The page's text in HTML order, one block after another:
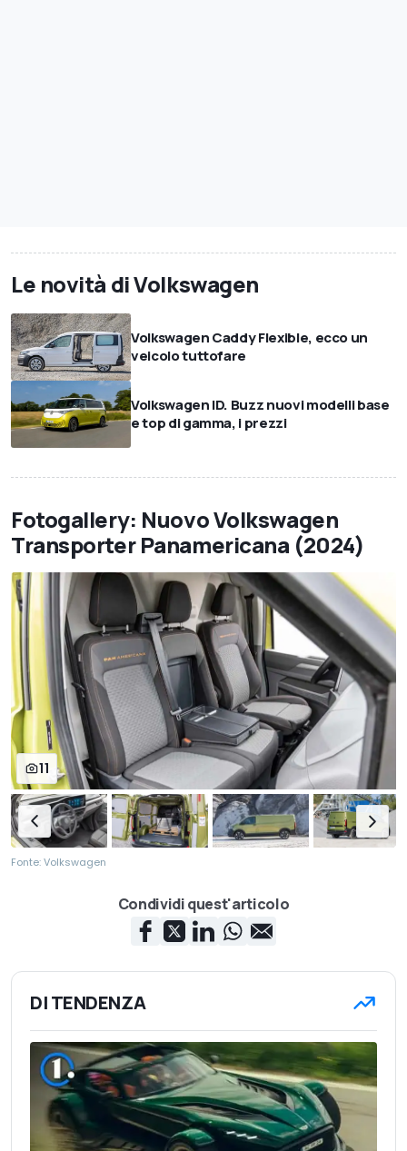
Le novità di Volkswagen
Volkswagen Caddy Flexible, ecco un
veicolo tuttofare
Volkswagen ID. Buzz nuovi modelli base
e top di gamma, i prezzi
Fotogallery: Nuovo Volkswagen
Transporter Panamericana (2024)
11
Fonte: Volkswagen
Condividi quest'articolo
DI TENDENZA